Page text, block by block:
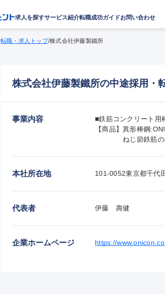
求人を探すサービス紹介転職成功ガイドお問い合わせ
転職・求人トップ/株式会社伊藤製鐵所
株式会社伊藤製鐵所の中途採用・
事業内容
■鉄筋コンクリート用
【商品】異形棒鋼
ねじ節鉄筋の機械
本社所在地 101-0052東京都千代
代表者 伊藤　壽健
企業ホームページ https://